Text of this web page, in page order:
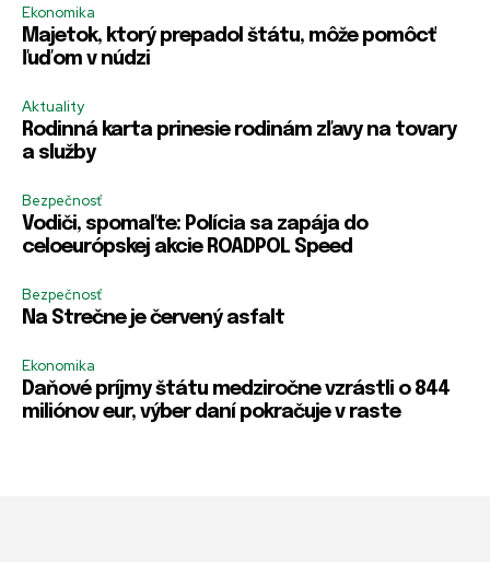
m
e
m
e
r
H
e
l
o
H
e
l
o
e
m
e
e
r
m
PRIHLÁSIŤ SA
r
R
e
m
m
b
e
-
m
a
e
m
e
e
r
m
PRIHLÁSIŤ SA
Ekonomika
Majetok, ktorý prepadol štátu, môže pomôcť
ľuďom v núdzi
Aktuality
Rodinná karta prinesie rodinám zľavy na tovary
a služby
Bezpečnosť
Vodiči, spomaľte: Polícia sa zapája do
celoeurópskej akcie ROADPOL Speed
Bezpečnosť
Na Strečne je červený asfalt
Ekonomika
Daňové príjmy štátu medziročne vzrástli o 844
miliónov eur, výber daní pokračuje v raste